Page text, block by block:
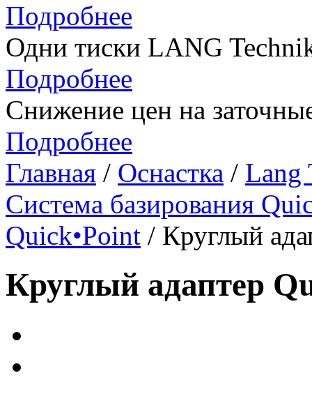
Подробнее
Одни тиски LANG
Подробнее
Снижение цен на
Подробнее
Главная / Оснастка / Lang
Система базирования
Quick•Point / Круглый
Круглый адаптер